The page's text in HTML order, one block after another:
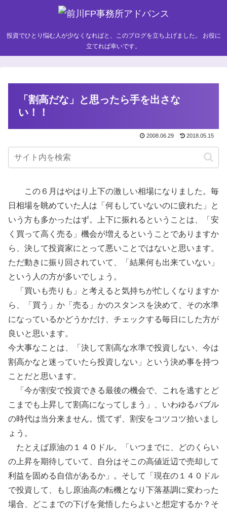
投資でひとり悩む人が少なくなればと、このブログを立ち上げました。 お役に
立てれば幸いです。
「割高だな」と思ったら手を出さな
い！！
2008.06.29 2018.05.15
この６月はやはり上下の激しい相場になりました。毎
日相場を眺めていた人は「何もしていないのに疲れた」と
いう方も多かったはず。上下に振れるということは、「安
く買って高く売る」機会が増えるということでありますか
ら、決して投資家にとって悪いことではないと思います。
ただ動きに振り回されていて、「結果何も出来ていない」
という人の方が多いでしょう。
「買いも売りも」と考えると気持ちが忙しくなりますか
ら、「買う」か「売る」かのスタンスを決めて、その水準
になっているかどうかだけ、チェックする毎日にした方が
良いと思います。
今大事なことは、「決して割高な水準で投資しない、今は
割高かなと迷っていたら投資しない」という決め事を持つ
ことだと思います。
「今が割安で投資できる最後の機会で、これを逃すとど
こまでも上昇して割高になってしまう」、いわゆるバブル
の時代は当分来ません。慌てず、割安をコツコツ拾いまし
ょう。
たとえば原油の１４０ドル。「いつまでに、どのくらい
の上昇を期待していて、自分はそこの高値近辺で売却して
利益を固める自信があるか」。そして「現在の１４０ドル
で投資して、もし原油高の転機となり下落基調に変わった
場合、どこまでの下げを覚悟したらよいと想定するか？そ